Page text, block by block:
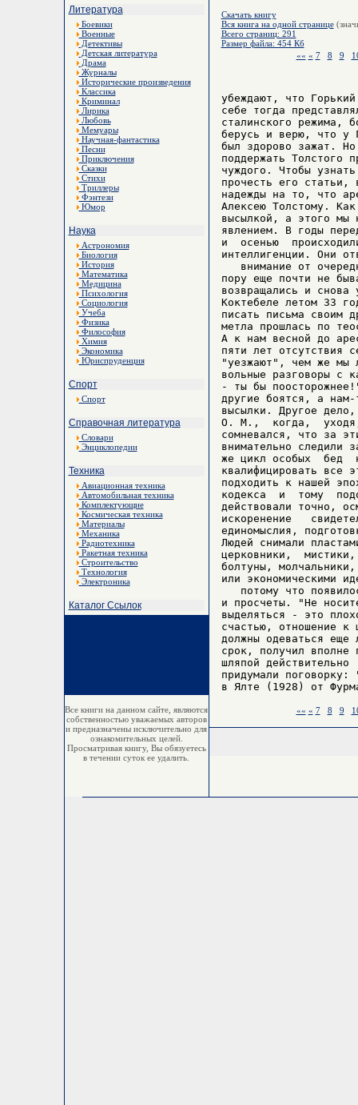
Литература
Боевики
Военные
Детективы
Детская литература
Драма
Журналы
Исторические произведения
Классика
Криминал
Лирика
Любовь
Мемуары
Научная-фантастика
Песни
Приключения
Сказки
Стихи
Триллеры
Фэнтези
Юмор
Наука
Астрономия
Биология
История
Математика
Медицина
Психология
Социология
Учеба
Физика
Философия
Химия
Экономика
Юриспруденция
Спорт
Спорт
Справочная литература
Словари
Энциклопедии
Техника
Авиационная техника
Автомобильная техника
Комплектующие
Космическая техника
Материалы
Механика
Радиотехника
Ракетная техника
Строительство
Технология
Электроника
Каталог Ссылок
Все книги на данном сайте, являются
собственностью уважаемых авторов
и предназначены исключительно для
ознакомительных целей.
Просматривая книгу, Вы обязуетесь
в течении суток ее удалить.
Скачать книгу
Вся книга на одной странице
Всего страниц: 291
Размер файла: 454 Кб
«« « 7 8 9
убеждают, что
себе тогда
сталинского режима,
берусь и верю, что у
был здорово зажат.
поддержать
чуждого. Чтобы
прочесть его
надежды на то, что
Алексею Толстому.
высылкой, а этого
явлением. В годы
и  осенью
интеллигенции. Они
внимание от
пору еще почти не
возвращались и
Коктебеле летом 33
писать письма своим
метла прошлась по
А к нам весной до
пяти лет отсутствия
"уезжают", чем же мы
вольные разговоры с
- ты бы
другие боятся, а
высылки. Другое
О. М.,  когда,  уходя,
сомневался, что за
внимательно
же цикл особых  бед
квалифицировать все
подходить к нашей
кодекса  и  тому
действовали точно,
искоренение
единомыслия,
Людей снимали
церковники,
болтуны,
или экономическими
потому что
и просчеты. "Не
выделяться - это
счастью, отношение к
должны одеваться
срок, получил
шляпой
придумали
«« « 7 8 9